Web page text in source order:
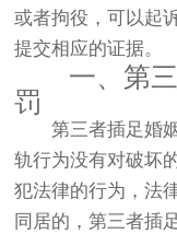
或者拘役，可以起
提交相应的证据。
一、第三
罚
第三者插足婚姻
轨行为没有对破坏
犯法律的行为，法
同居的，第三者插